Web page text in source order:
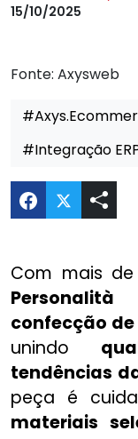
15/10/2025
Fonte: Axysweb
#Integração
Com mais de
Personalità
confecção
unindo
tendências
peça é
materiais